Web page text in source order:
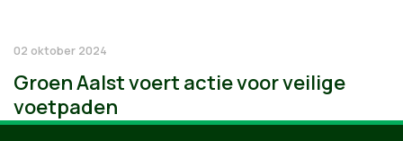
02 oktober 2024
Groen Aalst voert actie voor veilige
voetpaden